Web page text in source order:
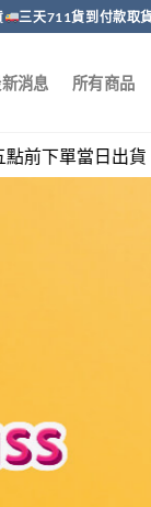
三天711貨到付款取
消息 所有商品
客服回覆時間